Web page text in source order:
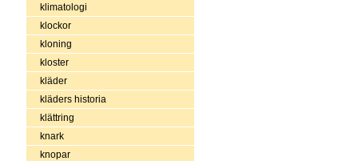
klimatologi
klockor
kloning
kloster
kläder
kläders historia
klättring
knark
knopar